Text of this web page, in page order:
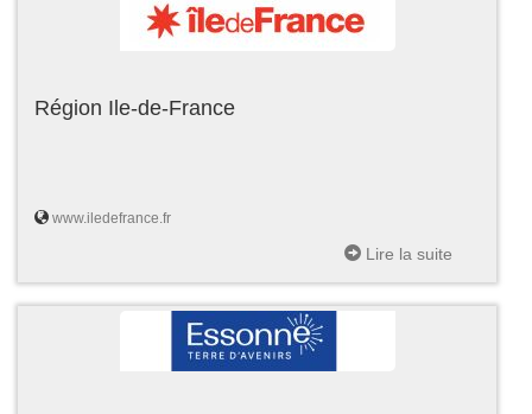
Région Ile-de-France
www.iledefrance.fr
Lire la suite